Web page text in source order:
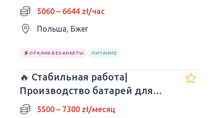
промышленность)
5060 – 6644 zł/час
Польша, Бжег
ОТКЛИК БЕЗ АНКЕТЫ ПИТАНИЕ
🔥 Стабильная работа|
Производство батарей для
авто| Wrocław
5500 – 7300 zł/месяц